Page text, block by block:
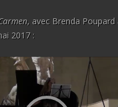
, avec Brenda
2017 :